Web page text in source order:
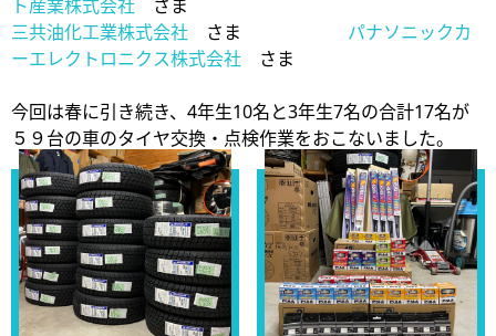
ト産業株式会社 さま
三共油化工業株式会社 さま パナソニックカ
ーエレクトロニクス株式会社 さま
今回は春に引き続き、4年生10名と3年生7名の合計17名が
５９台の車のタイヤ交換・点検作業をおこないました。